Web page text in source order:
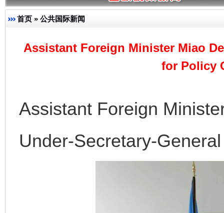
首页 » 公共国际新闻
Assistant Foreign Minister Miao
for Policy
Assistant Foreign
Under-Secretary-